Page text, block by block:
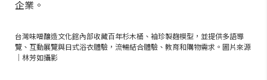
企業。
台灣味噌釀造文化館內部收藏百年杉木桶、袖珍製麴模型，並提供多語導
覽、互動展覽與日式浴衣體驗，流暢結合體驗、教育和購物需求。圖片來源
｜林芳如攝影